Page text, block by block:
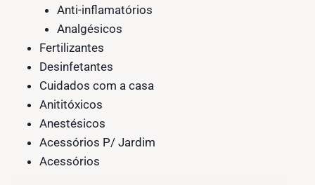
Anti-inflamatórios
Analgésicos
Fertilizantes
Desinfetantes
Cuidados com a casa
Anititóxicos
Anestésicos
Acessórios P/ Jardim
Acessórios